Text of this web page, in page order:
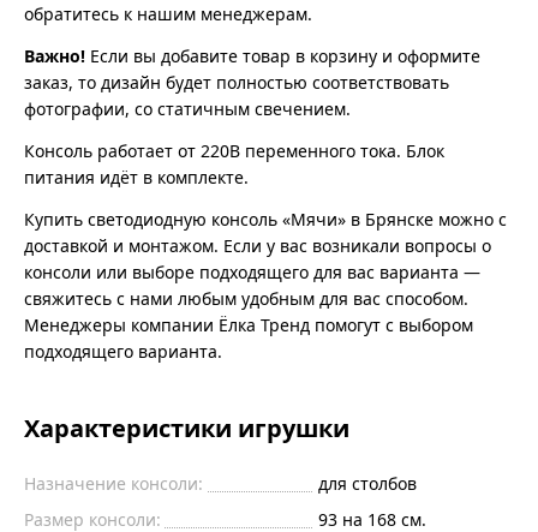
обратитесь к нашим менеджерам.
Важно! Если вы добавите товар в корзину и оформите
заказ, то дизайн будет полностью соответствовать
фотографии, со статичным свечением.
Консоль работает от 220В переменного тока. Блок
питания идёт в комплекте.
Купить светодиодную консоль «Мячи» в Брянске можно с
доставкой и монтажом. Если у вас возникали вопросы о
консоли или выборе подходящего для вас варианта —
свяжитесь с нами любым удобным для вас способом.
Менеджеры компании Ёлка Тренд помогут с выбором
подходящего варианта.
Характеристики игрушки
Назначение консоли:
для столбов
Размер консоли:
93 на 168 см.